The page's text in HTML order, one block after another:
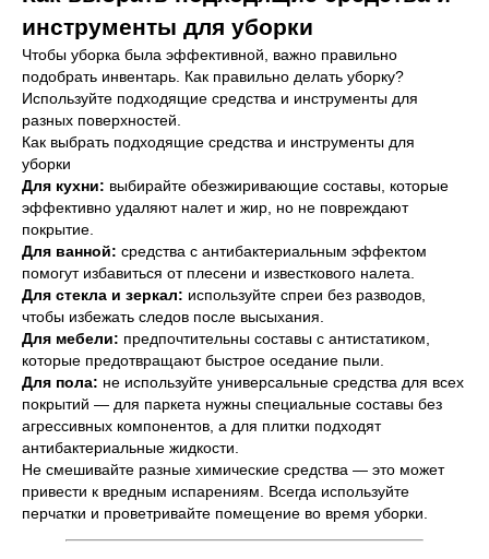
инструменты для уборки
Чтобы уборка была эффективной, важно правильно
подобрать инвентарь. Как правильно делать уборку?
Используйте подходящие средства и инструменты для
разных поверхностей.
Как выбрать подходящие средства и инструменты для
уборки
Для кухни: выбирайте обезжиривающие составы, которые
эффективно удаляют налет и жир, но не повреждают
покрытие.
Для ванной: средства с антибактериальным эффектом
помогут избавиться от плесени и известкового налета.
Для стекла и зеркал: используйте спреи без разводов,
чтобы избежать следов после высыхания.
Для мебели: предпочтительны составы с антистатиком,
которые предотвращают быстрое оседание пыли.
Для пола: не используйте универсальные средства для всех
покрытий — для паркета нужны специальные составы без
агрессивных компонентов, а для плитки подходят
антибактериальные жидкости.
Не смешивайте разные химические средства — это может
привести к вредным испарениям. Всегда используйте
перчатки и проветривайте помещение во время уборки.